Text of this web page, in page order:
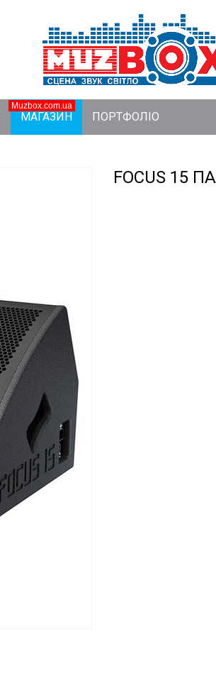
МАГАЗИН
Muzbox.com.ua
ПОРТФОЛІО
FOCUS 15